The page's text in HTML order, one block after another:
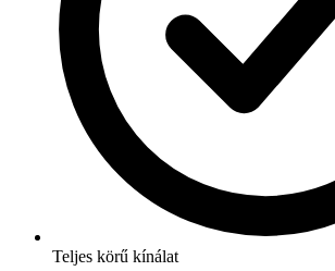
Teljes körű kínálat